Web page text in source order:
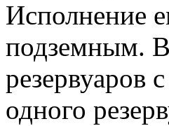
Исполнение
подземным.
резервуаров
одного